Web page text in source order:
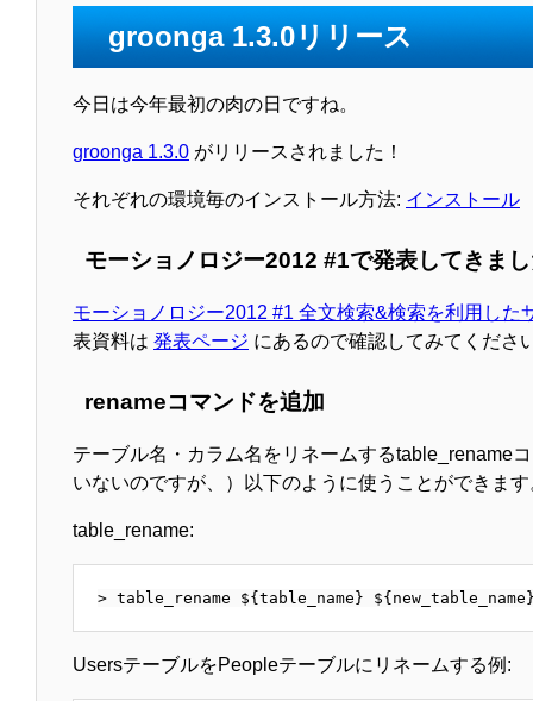
groonga 1.3.0リリース
今日は今年最初の肉の日ですね。
groonga 1.3.0 がリリースされました！
それぞれの環境毎のインストール方法: インストール
モーショノロジー2012 #1で発表してきま
モーショノロジー2012 #1 全文検索&検索を利用し
表資料は 発表ページ にあるので確認してみてください
renameコマンドを追加
テーブル名・カラム名をリネームするtable_rename
いないのですが、）以下のように使うことができます
table_rename:
UsersテーブルをPeopleテーブルにリネームする例: